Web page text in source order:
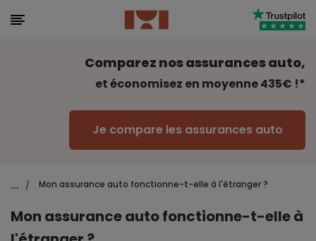
Comparez nos assurances auto,
et économisez en moyenne 435€ !*
Je compare les assurances auto
... / Mon assurance auto fonctionne-t-elle à l'étranger ?
Mon assurance auto fonctionne-t-elle à